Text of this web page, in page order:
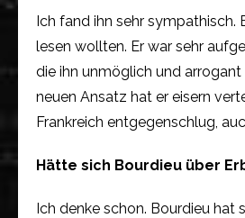
Ich fand ihn sehr sympathisch.
lesen wollten. Er war sehr
die ihn unmöglich und
neuen Ansatz hat er eisern
Frankreich entgegenschlug,
Hätte sich Bourdieu über
Ich denke schon. Bourdieu hat